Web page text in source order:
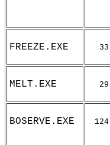
FREEZE.EXE
MELT.EXE
BOSERVE.EXE